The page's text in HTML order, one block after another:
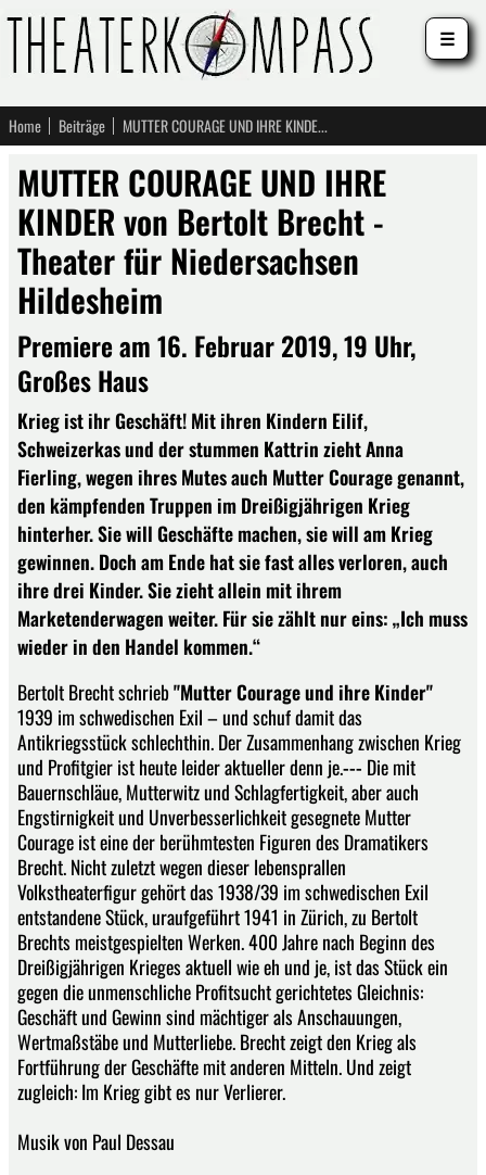
Home Beiträge MUTTER COURAGE UND IHRE KINDER von Bertolt Brecht - Theater für Niedersachsen Hildesheim
MUTTER COURAGE UND IHRE
KINDER von Bertolt Brecht -
Theater für Niedersachsen
Hildesheim
Premiere am 16. Februar 2019, 19 Uhr,
Großes Haus
Krieg ist ihr Geschäft! Mit ihren Kindern Eilif,
Schweizerkas und der stummen Kattrin zieht Anna
Fierling, wegen ihres Mutes auch Mutter Courage genannt,
den kämpfenden Truppen im Dreißigjährigen Krieg
hinterher. Sie will Geschäfte machen, sie will am Krieg
gewinnen. Doch am Ende hat sie fast alles verloren, auch
ihre drei Kinder. Sie zieht allein mit ihrem
Marketenderwagen weiter. Für sie zählt nur eins: „Ich muss
wieder in den Handel kommen.“
Bertolt Brecht schrieb"Mutter Courage und ihre Kinder"
1939 im schwedischen Exil – und schuf damit das
Antikriegsstück schlechthin. Der Zusammenhang zwischen Krieg
und Profitgier ist heute leider aktueller denn je.--- Die mit
Bauernschläue, Mutterwitz und Schlagfertigkeit, aber auch
Engstirnigkeit und Unverbesserlichkeit gesegnete Mutter
Courage ist eine der berühmtesten Figuren des Dramatikers
Brecht. Nicht zuletzt wegen dieser lebensprallen
Volkstheaterfigur gehört das 1938/39 im schwedischen Exil
entstandene Stück, uraufgeführt 1941 in Zürich, zu Bertolt
Brechts meistgespielten Werken. 400 Jahre nach Beginn des
Dreißigjährigen Krieges aktuell wie eh und je, ist das Stück ein
gegen die unmenschliche Profitsucht gerichtetes Gleichnis:
Geschäft und Gewinn sind mächtiger als Anschauungen,
Wertmaßstäbe und Mutterliebe. Brecht zeigt den Krieg als
Fortführung der Geschäfte mit anderen Mitteln. Und zeigt
zugleich: Im Krieg gibt es nur Verlierer.
Musik von Paul Dessau
☰